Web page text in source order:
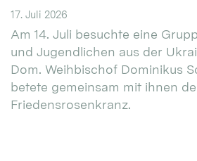
17. Juli 2026
Am 14. Juli besuchte eine
und Jugendlichen aus der
Dom. Weihbischof Dominikus
betete gemeinsam mit ihnen
Friedensrosenkranz.